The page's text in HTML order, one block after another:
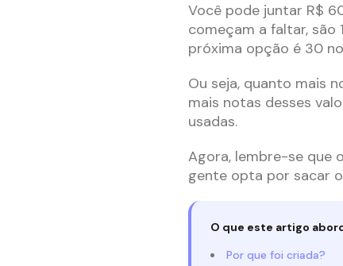
Você pode juntar R$
começam a faltar, são
próxima opção é 30
Ou seja, quanto mais
mais notas desses
usadas.
Agora, lembre-se que
gente opta por sacar
O que este artigo
Por que foi criada?